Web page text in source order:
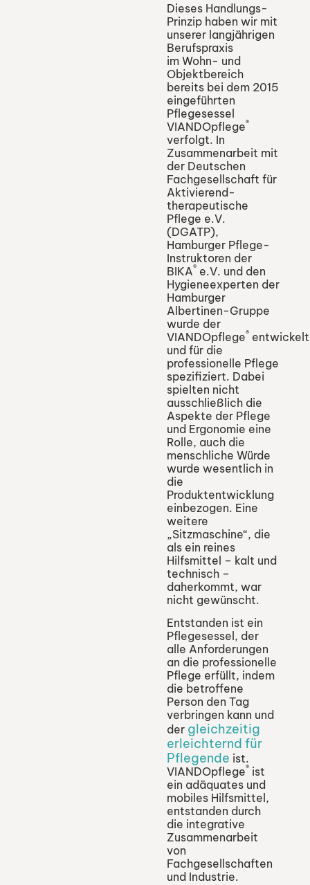
Dieses Handlungs-
Prinzip haben wir mit
unserer langjährigen
Berufspraxis
im Wohn- und
Objektbereich
bereits bei dem 2015
eingeführten
Pflegesessel
VIANDOpflege®
verfolgt. In
Zusammenarbeit mit
der Deutschen
Fachgesellschaft für
Aktivierend-
therapeutische
Pflege e.V.
(DGATP),
Hamburger Pflege-
Instruktoren der
BIKA® e.V. und den
Hygieneexperten der
Hamburger
Albertinen-Gruppe
wurde der
VIANDOpflege® entwickelt
und für die
professionelle Pflege
spezifiziert. Dabei
spielten nicht
ausschließlich die
Aspekte der Pflege
und Ergonomie eine
Rolle, auch die
menschliche Würde
wurde wesentlich in
die
Produktentwicklung
einbezogen. Eine
weitere
„Sitzmaschine“, die
als ein reines
Hilfsmittel – kalt und
technisch –
daherkommt, war
nicht gewünscht.
Entstanden ist ein
Pflegesessel, der
alle Anforderungen
an die professionelle
Pflege erfüllt, indem
die betroffene
Person den Tag
verbringen kann und
der gleichzeitig
erleichternd für
Pflegende ist.
VIANDOpflege® ist
ein adäquates und
mobiles Hilfsmittel,
entstanden durch
die integrative
Zusammenarbeit
von
Fachgesellschaften
und Industrie.